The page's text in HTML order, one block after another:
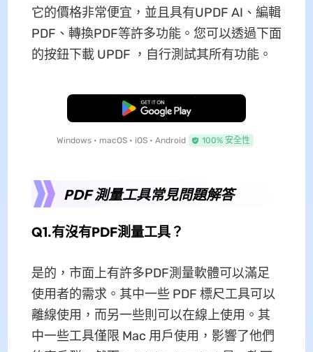
它的價格非常便宜，並且具有UPDF AI、編輯
PDF、轉換PDF等許多功能。您可以透過下面
的按鈕下載 UPDF ，自行測試其所有功能。
免費下載
Windows • macOS • iOS • Android 100% 安全性
PDF 測量工具常見問題解答
Q1.有沒有PDF測量工具？
是的，市面上有許多PDF測量軟體可以滿足
使用者的需求。其中一些 PDF 標尺工具可以
離線使用，而另一些則可以在線上使用。其
中一些工具僅限 Mac 用戶使用，影響了他們